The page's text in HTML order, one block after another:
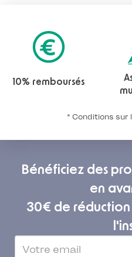
10% remboursés
* Conditions sur
Bénéficiez des
en
30€ de réduction